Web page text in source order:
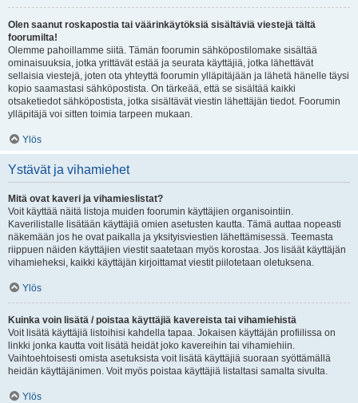
Olen saanut roskapostia tai väärinkäytöksiä sisältäviä viestejä tältä
foorumilta!
Olemme pahoillamme siitä. Tämän foorumin sähköpostilomake sisältää
ominaisuuksia, jotka yrittävät estää ja seurata käyttäjiä, jotka lähettävät
sellaisia viestejä, joten ota yhteyttä foorumin ylläpitäjään ja lähetä hänelle täysi
kopio saamastasi sähköpostista. On tärkeää, että se sisältää kaikki
otsaketiedot sähköpostista, jotka sisältävät viestin lähettäjän tiedot. Foorumin
ylläpitäjä voi sitten toimia tarpeen mukaan.
Ylös
Ystävät ja vihamiehet
Mitä ovat kaveri ja vihamieslistat?
Voit käyttää näitä listoja muiden foorumin käyttäjien organisointiin.
Kaverilistalle lisätään käyttäjiä omien asetusten kautta. Tämä auttaa nopeasti
näkemään jos he ovat paikalla ja yksityisviestien lähettämisessä. Teemasta
riippuen näiden käyttäjien viestit saatetaan myös korostaa. Jos lisäät käyttäjän
vihamieheksi, kaikki käyttäjän kirjoittamat viestit piilotetaan oletuksena.
Ylös
Kuinka voin lisätä / poistaa käyttäjiä kavereista tai vihamiehistä
Voit lisätä käyttäjiä listoihisi kahdella tapaa. Jokaisen käyttäjän profiilissa on
linkki jonka kautta voit lisätä heidät joko kavereihin tai vihamiehiin.
Vaihtoehtoisesti omista asetuksista voit lisätä käyttäjiä suoraan syöttämällä
heidän käyttäjänimen. Voit myös poistaa käyttäjiä listaltasi samalta sivulta.
Ylös